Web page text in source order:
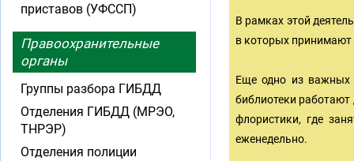
В рамках этой
в которых принимают
Еще одно из важных
библиотеки
флористики, где
еженедельно.
приставов (УФССП)
Правоохранительные
органы
Группы разбора ГИБДД
Отделения ГИБДД (МРЭО,
ТНРЭР)
Отделения полиции